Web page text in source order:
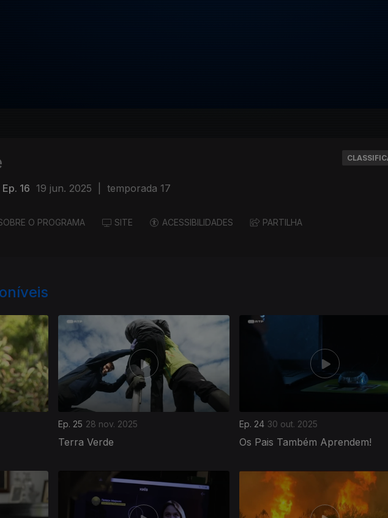
Ep. 16 19 jun. 2025 temporada 17
O PROGRAMA SITE ACESSIBILIDADES PARTILHA
Ep. 25 28 nov. 2025
Terra Verde
Ep. 24 30 out. 2025
Os Pais Também Aprendem!